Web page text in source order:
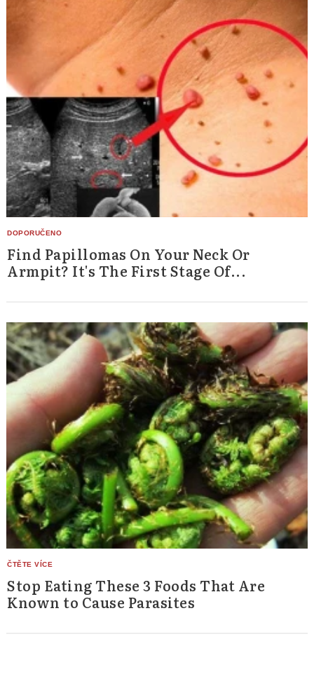
Find Papillomas On Your Neck Or
Armpit? It's The First Stage Of...
Stop Eating These 3 Foods That Are
Known to Cause Parasites